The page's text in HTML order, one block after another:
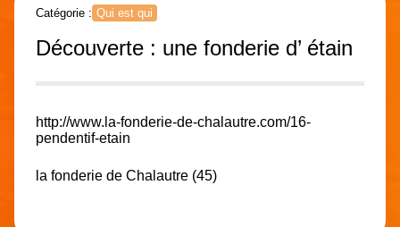
Catégorie : Qui est qui
Découverte : une fonderie d’ étain
http://www.la-fonderie-de-chalautre.com/16-
pendentif-etain
la fonderie de Chalautre (45)